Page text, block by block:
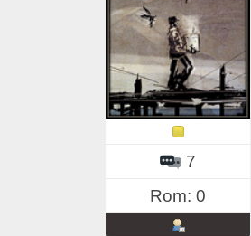
7
Rom: 0